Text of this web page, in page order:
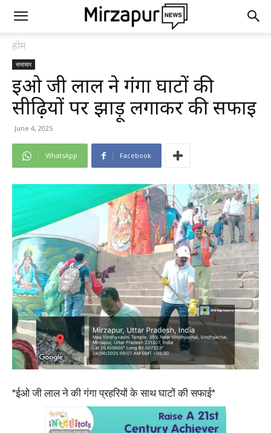
होम
समाचार
ईओ जी लाल ने गंगा घाटों की
सीढ़ियों पर झाड़ू लगाकर की सफाई
June 4, 2025
WhatsApp Facebook
*ईओ जी लाल ने की गंगा प्रहरियों के साथ घाटों की सफाई*